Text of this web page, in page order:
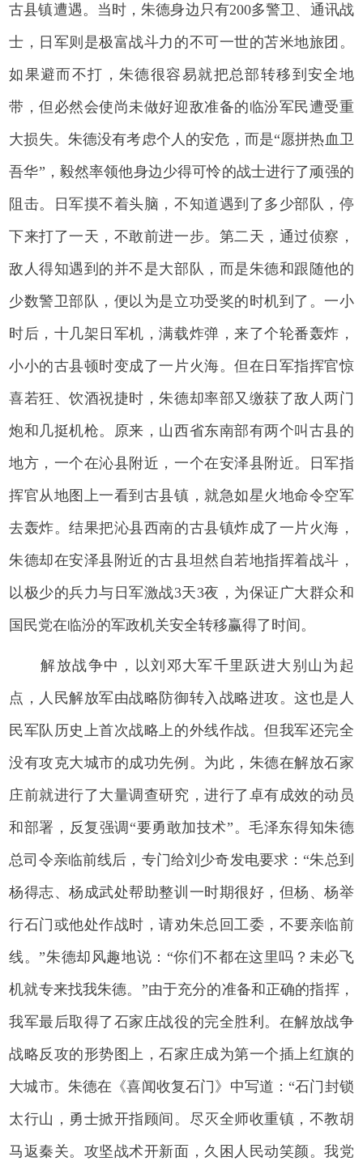
古县镇遭遇。当时，朱德身边只有200多警卫、通讯战
士，日军则是极富战斗力的不可一世的苫米地旅团。
如果避而不打，朱德很容易就把总部转移到安全地
带，但必然会使尚未做好迎敌准备的临汾军民遭受重
大损失。朱德没有考虑个人的安危，而是“愿拼热血卫
吾华”，毅然率领他身边少得可怜的战士进行了顽强的
阻击。日军摸不着头脑，不知道遇到了多少部队，停
下来打了一天，不敢前进一步。第二天，通过侦察，
敌人得知遇到的并不是大部队，而是朱德和跟随他的
少数警卫部队，便以为是立功受奖的时机到了。一小
时后，十几架日军机，满载炸弹，来了个轮番轰炸，
小小的古县顿时变成了一片火海。但在日军指挥官惊
喜若狂、饮酒祝捷时，朱德却率部又缴获了敌人两门
炮和几挺机枪。原来，山西省东南部有两个叫古县的
地方，一个在沁县附近，一个在安泽县附近。日军指
挥官从地图上一看到古县镇，就急如星火地命令空军
去轰炸。结果把沁县西南的古县镇炸成了一片火海，
朱德却在安泽县附近的古县坦然自若地指挥着战斗，
以极少的兵力与日军激战3天3夜，为保证广大群众和
国民党在临汾的军政机关安全转移赢得了时间。
解放战争中，以刘邓大军千里跃进大别山为起
点，人民解放军由战略防御转入战略进攻。这也是人
民军队历史上首次战略上的外线作战。但我军还完全
没有攻克大城市的成功先例。为此，朱德在解放石家
庄前就进行了大量调查研究，进行了卓有成效的动员
和部署，反复强调“要勇敢加技术”。毛泽东得知朱德
总司令亲临前线后，专门给刘少奇发电要求：“朱总到
杨得志、杨成武处帮助整训一时期很好，但杨、杨举
行石门或他处作战时，请劝朱总回工委，不要亲临前
线。”朱德却风趣地说：“你们不都在这里吗？未必飞
机就专来找我朱德。”由于充分的准备和正确的指挥，
我军最后取得了石家庄战役的完全胜利。在解放战争
战略反攻的形势图上，石家庄成为第一个插上红旗的
大城市。朱德在《喜闻收复石门》中写道：“石门封锁
太行山，勇士掀开指顾间。尽灭全师收重镇，不教胡
马返秦关。攻坚战术开新面，久困人民动笑颜。我党